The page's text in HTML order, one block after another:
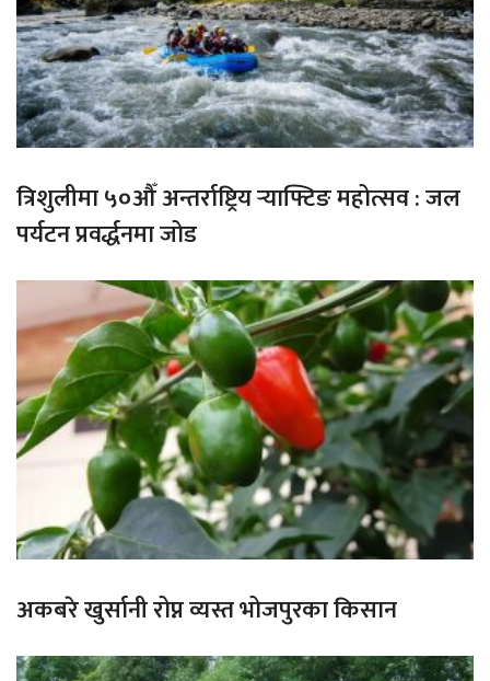
त्रिशुलीमा ५०औँ अन्तर्राष्ट्रिय र्‍याफ्टिङ महोत्सव : जल
पर्यटन प्रवर्द्धनमा जोड
अकबरे खुर्सानी रोप्न व्यस्त भोजपुरका किसान